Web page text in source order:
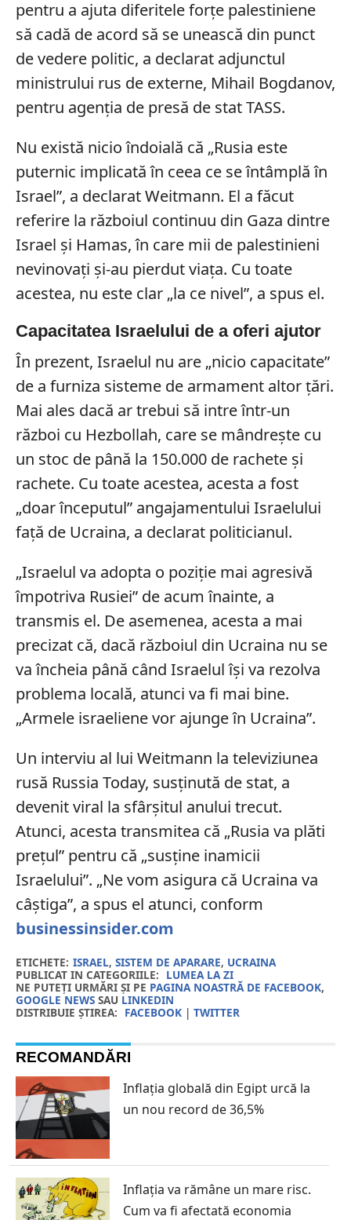
pentru a ajuta diferitele forțe palestiniene
să cadă de acord să se unească din punct
de vedere politic, a declarat adjunctul
ministrului rus de externe, Mihail Bogdanov,
pentru agenția de presă de stat TASS.
Nu există nicio îndoială că „Rusia este
puternic implicată în ceea ce se întâmplă în
Israel”, a declarat Weitmann. El a făcut
referire la războiul continuu din Gaza dintre
Israel și Hamas, în care mii de palestinieni
nevinovați și-au pierdut viața. Cu toate
acestea, nu este clar „la ce nivel”, a spus el.
Capacitatea Israelului de a oferi ajutor
În prezent, Israelul nu are „nicio capacitate”
de a furniza sisteme de armament altor țări.
Mai ales dacă ar trebui să intre într-un
război cu Hezbollah, care se mândrește cu
un stoc de până la 150.000 de rachete și
rachete. Cu toate acestea, acesta a fost
„doar începutul” angajamentului Israelului
față de Ucraina, a declarat politicianul.
„Israelul va adopta o poziție mai agresivă
împotriva Rusiei” de acum înainte, a
transmis el. De asemenea, acesta a mai
precizat că, dacă războiul din Ucraina nu se
va încheia până când Israelul își va rezolva
problema locală, atunci va fi mai bine.
„Armele israeliene vor ajunge în Ucraina”.
Un interviu al lui Weitmann la televiziunea
rusă Russia Today, susținută de stat, a
devenit viral la sfârșitul anului trecut.
Atunci, acesta transmitea că „Rusia va plăti
prețul” pentru că „susține inamicii
Israelului”. „Ne vom asigura că Ucraina va
câștiga”, a spus el atunci, conform
businessinsider.com
ETICHETE: ISRAEL, SISTEM DE APARARE, UCRAINA
PUBLICAT IN CATEGORIILE: LUMEA LA ZI
NE PUTEȚI URMĂRI ȘI PE PAGINA NOASTRĂ DE FACEBOOK,
GOOGLE NEWSSAU LINKEDIN
DISTRIBUIE ȘTIREA: FACEBOOK| TWITTER
RECOMANDĂRI
Inflația globală din Egipt urcă la
un nou record de 36,5%
Inflația va rămâne un mare risc.
Cum va fi afectată economia